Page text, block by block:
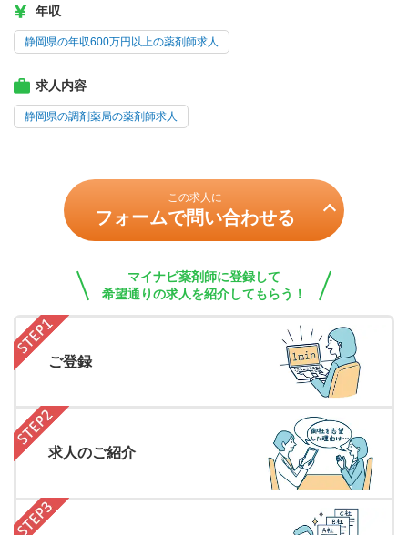
年収
静岡県の年収600万円以上の薬剤師求人
求人内容
静岡県の調剤薬局の薬剤師求人
この求人に
フォームで問い合わせる
マイナビ薬剤師に登録して
希望通りの求人を紹介してもらう！
ご登録
求人のご紹介